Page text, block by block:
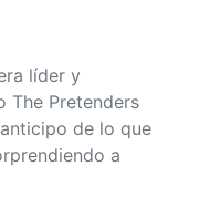
líder y
The Pretenders
de lo que
a